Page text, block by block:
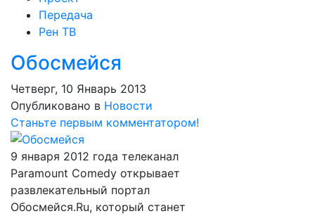
Передача
Рен ТВ
Обосмейся
Четверг, 10 Январь 2013
Опубликовано в Новости
Станьте первым комментатором!
9 января 2012 года телеканал
Paramount Comedy открывает
развлекательный портал
Обосмейся.Ru, который станет